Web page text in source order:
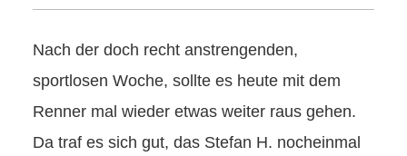
Nach der doch recht anstrengenden,
sportlosen Woche, sollte es heute mit dem
Renner mal wieder etwas weiter raus gehen.
Da traf es sich gut, das Stefan H. nocheinmal